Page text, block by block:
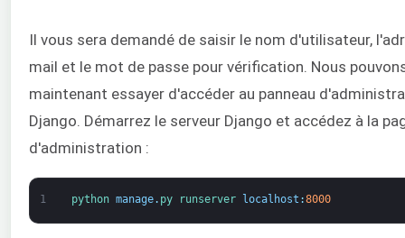
Il vous sera demandé de saisir le nom d'utilisateur,
mail et le mot de passe pour vérification. Nous
maintenant essayer d'accéder au panneau
Django. Démarrez le serveur Django et accédez à la
d'administration :
1 python manage. py runserver localhost :8000